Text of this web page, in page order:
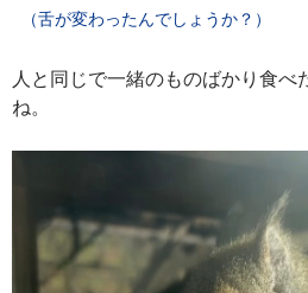
（舌が変わったんでしょうか？）
人と同じで一緒のものばかり食べ
ね。